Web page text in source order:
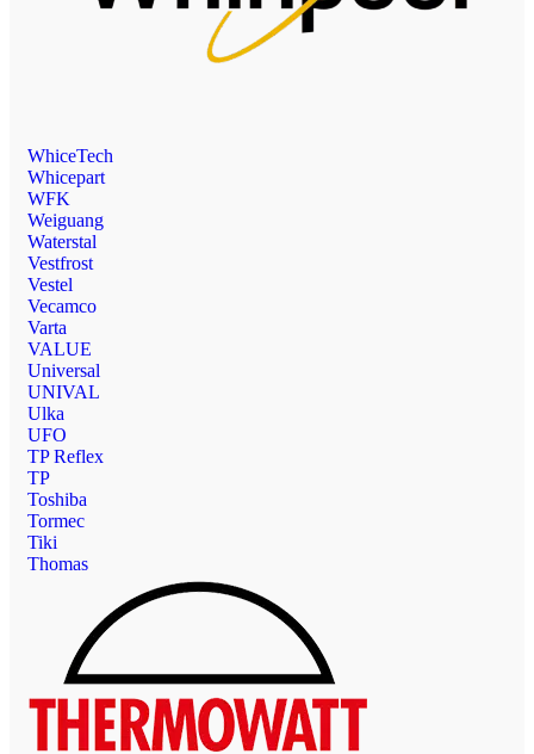
WhiceTech
Whicepart
WFK
Weiguang
Waterstal
Vestfrost
Vestel
Vecamco
Varta
VALUE
Universal
UNIVAL
Ulka
UFO
TP Reflex
TP
Toshiba
Tormec
Tiki
Thomas